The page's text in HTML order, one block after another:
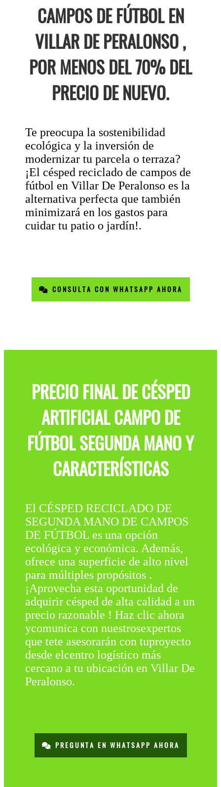
CAMPOS DE FÚTBOL EN
VILLAR DE PERALONSO ,
POR MENOS DEL 70% DEL
PRECIO DE NUEVO.
Te preocupa la sostenibilidad
ecológica y la inversión de
modernizar tu parcela o terraza?
¡El césped reciclado de campos de
fútbol en Villar De Peralonso es la
alternativa perfecta que también
minimizará en los gastos para
cuidar tu patio o jardín!.
CONSULTA CON WHATSAPP AHORA
PRECIO FINAL DE CÉSPED
ARTIFICIAL CAMPO DE
FÚTBOL SEGUNDA MANO Y
CARACTERÍSTICAS
El CÉSPED RECICLADO DE
SEGUNDA MANO DE CAMPOS
DE FÚTBOL es una opción
ecológica y económica. Además,
ofrece una superficie de alto nivel
para múltiples propósitos .
¡Aprovecha esta oportunidad de
adquirir césped de alta calidad a un
precio razonable ! Haz clic ahora
ycomunica con nuestrosexpertos
que tete asesorarán con tuproyecto
desde elcentro logístico más
cercano a tu ubicación en Villar De
Peralonso.
PREGUNTA EN WHATSAPP AHORA